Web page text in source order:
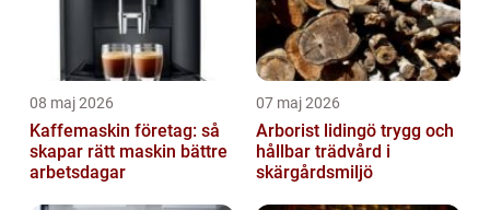
08 maj 2026
Kaffemaskin företag: så
skapar rätt maskin bättre
arbetsdagar
07 maj 2026
Arborist lidingö trygg och
hållbar trädvård i
skärgårdsmiljö